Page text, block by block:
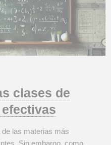
clases de
de las materias más